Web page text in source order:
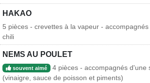
HAKAO
5 pièces - crevettes à la vapeur -
chili
NEMS AU POULET
souvent aimé
4 pièces - accompagnés d'une
(vinaigre, sauce de poisson et piments)